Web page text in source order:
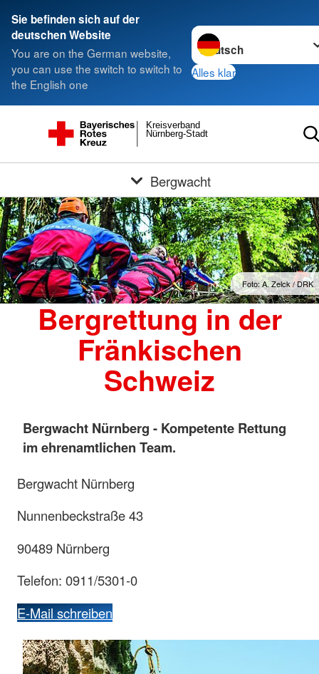
Sie befinden sich auf der
deutschen Website
You are on the German website,
you can use the switch to switch to
the English one
Sprache wechseln zu
Alles klar
Nürnberg-Stadt
Kreisverband
Bergwacht
Foto: A. Zelck / DRK
Bergrettung in der
Fränkischen
Schweiz
Bergwacht Nürnberg - Kompetente Rettung
im ehrenamtlichen Team.
Bergwacht Nürnberg
Nunnenbeckstraße 43
90489 Nürnberg
Telefon: 0911/5301-0
E-Mail schreiben